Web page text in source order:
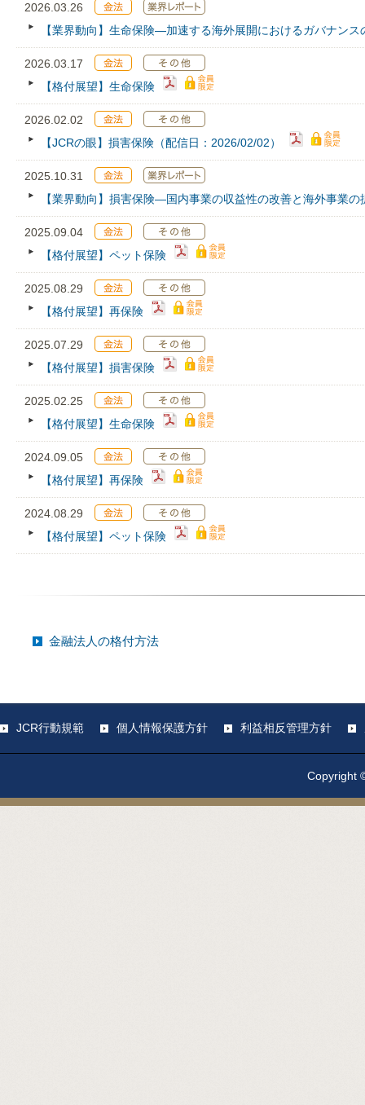
2026.03.26
【業界動向】生命保険―加速する海外展開におけるガバナン
2026.03.17
【格付展望】生命保険
2026.02.02
【JCRの眼】損害保険（配信日：2026/02/02）
2025.10.31
【業界動向】損害保険—国内事業の収益性の改善と海外事業
2025.09.04
【格付展望】ペット保険
2025.08.29
【格付展望】再保険
2025.07.29
【格付展望】損害保険
2025.02.25
【格付展望】生命保険
2024.09.05
【格付展望】再保険
2024.08.29
【格付展望】ペット保険
金融法人の格付方法
JCR行動規範 個人情報保護方針 利益相反管理方針
Copyright